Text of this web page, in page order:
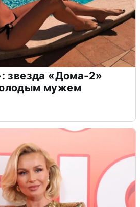
звезда «Дома-2»
мужем